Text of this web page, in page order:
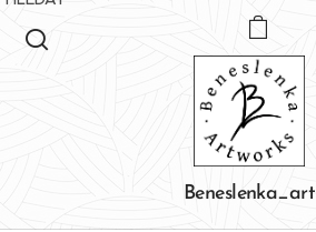
Beneslenka_art